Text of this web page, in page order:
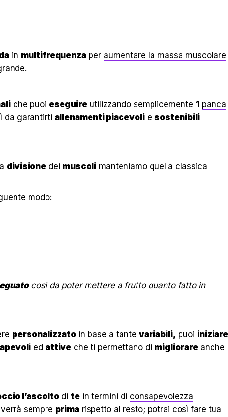
in multifrequenza per aumentare la massa muscolare
che puoi eseguire utilizzando semplicemente 1 panca
da garantirti allenamenti piacevoli e sostenibili
divisione dei muscoli manteniamo quella classica
modo:
così da poter mettere a frutto quanto fatto in
personalizzato in base a tante variabili, puoi iniziare
ed attive che ti permettano di migliorare anche
l’ascolto di te in termini di consapevolezza
verrà sempre prima rispetto al resto; potrai così fare tua